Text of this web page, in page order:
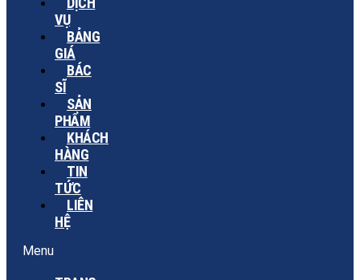
VỤ
BẢNG
GIÁ
BÁC
SĨ
SẢN
PHẨM
KHÁCH
HÀNG
TIN
TỨC
LIÊN
HỆ
Menu